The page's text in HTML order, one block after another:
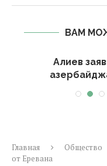
ВАМ
Алиев
Главная Общество
от Еревана